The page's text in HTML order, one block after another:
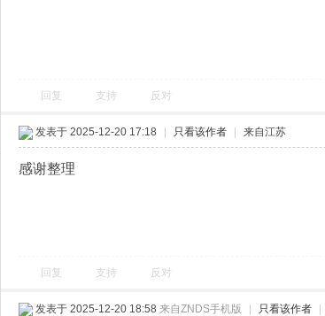
回复 支持 反对
发表于 2025-12-20 17:18 只看该作者 来自江苏
感谢整理
回复 支持 反对
发表于 2025-12-20 18:58 来自ZNDS手机版 只看该作者